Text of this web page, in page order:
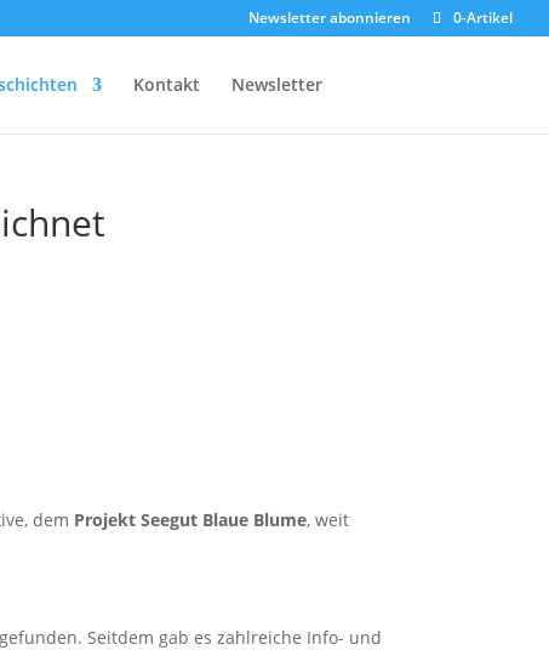
Newsletter abonnieren 0-Artikel
Kontakt Newsletter
dem Projekt Seegut Blaue Blume, weit
Seitdem gab es zahlreiche Info- und